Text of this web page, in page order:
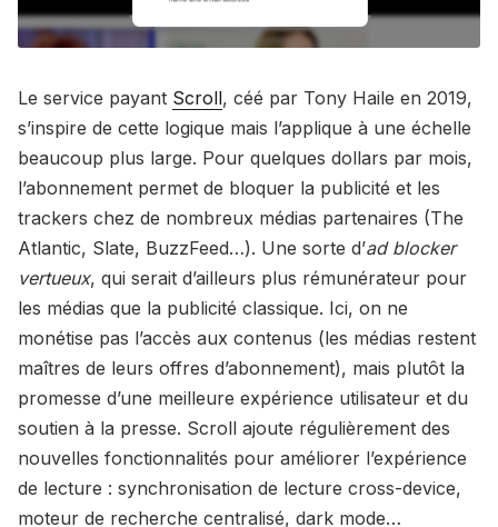
Le service payant Scroll, céé par Tony Haile en 2019,
s’inspire de cette logique mais l’applique à une échelle
beaucoup plus large. Pour quelques dollars par mois,
l’abonnement permet de bloquer la publicité et les
trackers chez de nombreux médias partenaires (The
Atlantic, Slate, BuzzFeed…). Une sorte d’ad blocker
vertueux, qui serait d’ailleurs plus rémunérateur pour
les médias que la publicité classique. Ici, on ne
monétise pas l’accès aux contenus (les médias restent
maîtres de leurs offres d’abonnement), mais plutôt la
promesse d’une meilleure expérience utilisateur et du
soutien à la presse. Scroll ajoute régulièrement des
nouvelles fonctionnalités pour améliorer l’expérience
de lecture : synchronisation de lecture cross-device,
moteur de recherche centralisé, dark mode…